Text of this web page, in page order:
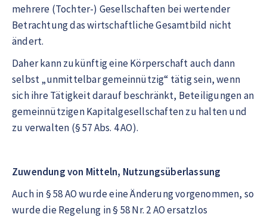
mehrere (Tochter-) Gesellschaften bei wertender
Betrachtung das wirtschaftliche Gesamtbild nicht
ändert.
Daher kann zukünftig eine Körperschaft auch dann
selbst „unmittelbar gemeinnützig“ tätig sein, wenn
sich ihre Tätigkeit darauf beschränkt, Beteiligungen an
gemeinnützigen Kapitalgesellschaften zu halten und
zu verwalten (§ 57 Abs. 4 AO).
Zuwendung von Mitteln, Nutzungsüberlassung
Auch in § 58 AO wurde eine Änderung vorgenommen, so
wurde die Regelung in § 58 Nr. 2 AO ersatzlos